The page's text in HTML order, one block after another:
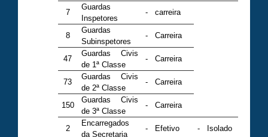
7
Guardas
Inspetores
- carreira
8
Guardas
Subinspetores
- Carreira
47
Guardas Civis
de 1ª Classe
- Carreira
73
Guardas Civis
de 2ª Classe
- Carreira
150
Guardas Civis
de 3ª Classe
- Carreira
2
Encarregados
da Secretaria
- Efetivo - Isolado